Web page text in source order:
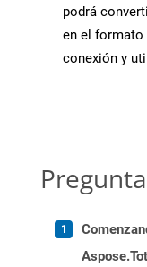
podrá
en el formato
conexión y